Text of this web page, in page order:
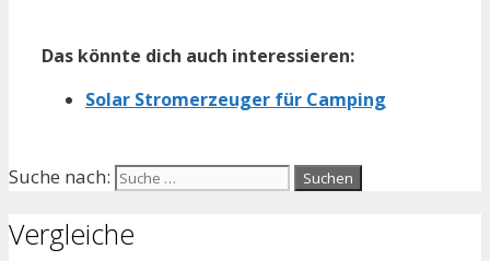
Das könnte dich auch interessieren:
Solar Stromerzeuger für Camping
Suche nach:
Vergleiche